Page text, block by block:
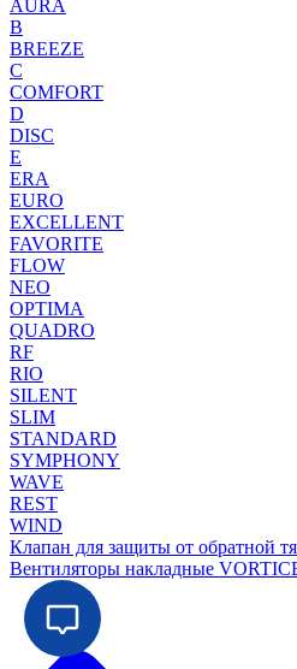
AURA
B
BREEZE
C
COMFORT
D
DISC
E
ERA
EURO
EXCELLENT
FAVORITE
FLOW
NEO
OPTIMA
QUADRO
RF
RIO
SILENT
SLIM
STANDARD
SYMPHONY
WAVE
REST
WIND
Клапан для защиты от обратной
Вентиляторы накладные